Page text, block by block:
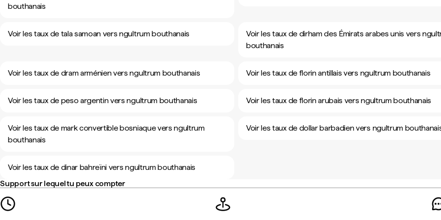
bouthanais
Voir les taux de tala samoan vers ngultrum bouthanais
Voir les taux de dirham des Émirats arabes unis vers
bouthanais
Voir les taux de dram arménien vers ngultrum bouthanais Voir les taux de florin antillais vers ngultrum bouthanais
Voir les taux de peso argentin vers ngultrum bouthanais Voir les taux de florin arubais vers ngultrum bouthanais
Voir les taux de mark convertible bosniaque vers ngultrum
bouthanais
Voir les taux de dollar barbadien vers ngultrum
Voir les taux de dinar bahreïni vers ngultrum bouthanais
Support sur lequel tu peux compter